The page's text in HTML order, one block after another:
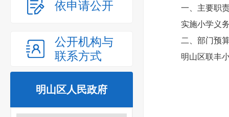
依申请公开
公开机构与
联系方式
明山区人民政府
一、 主要职
实施小学义
二、 部门预
明山区联丰